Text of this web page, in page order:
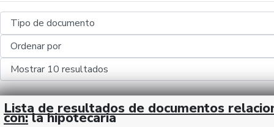
Lista de resultados de documentos
con: la hipotecaria